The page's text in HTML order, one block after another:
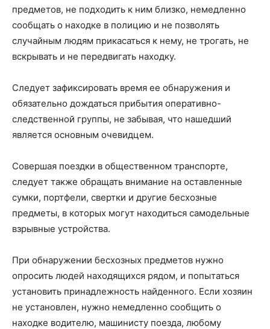
предметов, не подходить к ним близко, немедленно
сообщать о находке в полицию и не позволять
случайным людям прикасаться к нему, не трогать, не
вскрывать и не передвигать находку.
Следует зафиксировать время ее обнаружения и
обязательно дождаться прибытия оперативно-
следственной группы, не забывая, что нашедший
является основным очевидцем.
Совершая поездки в общественном транспорте,
следует также обращать внимание на оставленные
сумки, портфели, свертки и другие бесхозные
предметы, в которых могут находиться самодельные
взрывные устройства.
При обнаружении бесхозных предметов нужно
опросить людей находящихся рядом, и попытаться
установить принадлежность найденного. Если хозяин
не установлен, нужно немедленно сообщить о
находке водителю, машинисту поезда, любому